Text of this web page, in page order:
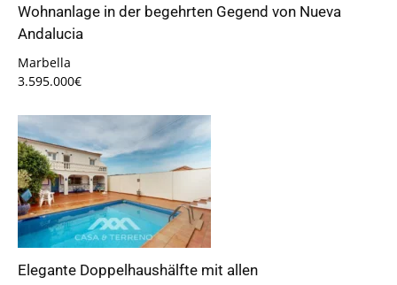
Wohnanlage in der begehrten Gegend von Nueva
Andalucia
Marbella
3.595.000€
Elegante Doppelhaushälfte mit allen